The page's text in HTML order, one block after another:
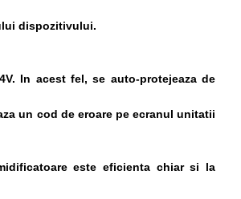
dispozitivului.
In acest fel, se auto-protejeaza de
un cod de eroare pe ecranul unitatii
este eficienta chiar si la